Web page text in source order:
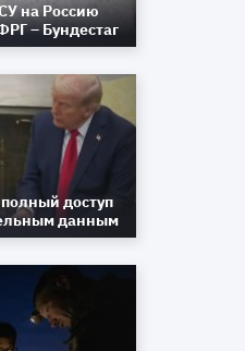
на Россию
– Бундестаг
доступ
данным